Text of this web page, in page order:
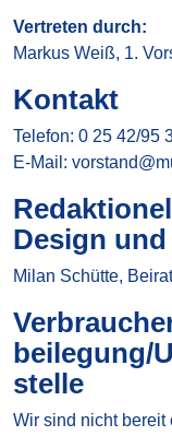
Vertreten durch:
Markus Weiß, 1.
Kontakt
Telefon: 0 25 42/95
E-Mail:
Design
Milan Schütte, Beirat
beilegung/
stelle
Wir sind nicht bereit